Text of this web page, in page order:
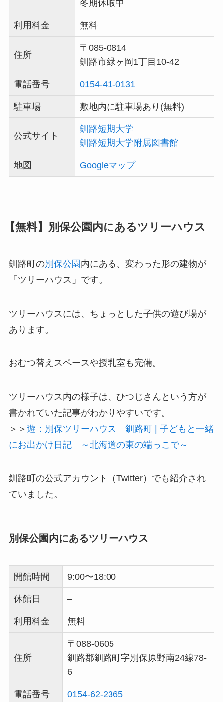
冬期休暇中
利用料金 無料
住所
〒085-0814
釧路市緑ヶ岡1丁目10-42
電話番号 0154-41-0131
駐車場 敷地内に駐車場あり(無料)
公式サイト
釧路短期大学
釧路短期大学附属図書館
地図 Googleマップ
【無料】別保公園内にあるツリーハウス
釧路町の別保公園内にある、変わった形の建物が
「ツリーハウス」です。
ツリーハウスには、ちょっとした子供の遊び場が
あります。
おむつ替えスペースや授乳室も完備。
ツリーハウス内の様子は、ひつじさんという方が
書かれていた記事がわかりやすいです。
＞＞ 遊：別保ツリーハウス 釧路町 | 子どもと一緒
にお出かけ日記 ～北海道の東の端っこで～
釧路町の公式アカウント（Twitter）でも紹介され
ていました。
別保公園内にあるツリーハウス
開館時間 9:00〜18:00
休館日 –
利用料金 無料
住所
〒088-0605
釧路郡釧路町字別保原野南24線78-
6
電話番号 0154-62-2365